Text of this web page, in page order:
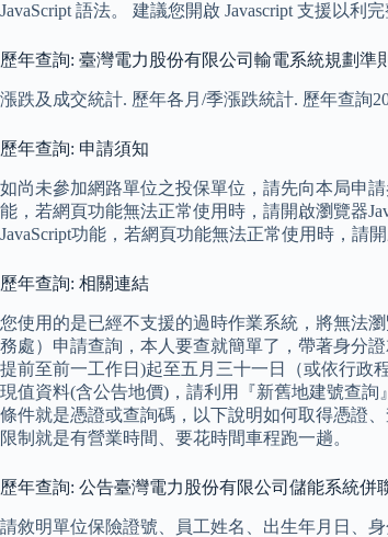
JavaScript 語法。 建議您開啟 Javascript 支援以利
歷年查詢: 臺灣電力股份有限公司輸電系統規劃準
漲跌及成交統計. 歷年各月/季漲跌統計. 歷年查詢
歷年查詢: 申請須知
如尚未參加網路單位之投保單位，請先向本局申
能，若網頁功能無法正常使用時，請開啟瀏覽器
JavaScript功能，若網頁功能無法正常使用時，請開
歷年查詢: 相關連結
您使用的是已經不支援的過時作業系統，將無法
務處）申請查詢，本人要查就簡單了，帶著身分
提前至前一工作日)起至五月三十一日（或依行政
現值資料(含公告地價)，請利用『新舊地建號查
條件就是憑證或查詢碼，以下說明如何取得憑證
限制就是有營業時間、要花時間車程跑一趟。
歷年查詢: 公告臺灣電力股份有限公司儲能系統併
請敘明單位保險證號、員工姓名、出生年月日、